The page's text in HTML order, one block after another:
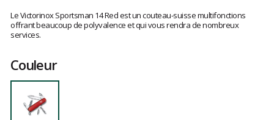
avis
clients
Le Victorinox Sportsman 14 Red est un couteau-suisse multifonctions
offrant beaucoup de polyvalence et qui vous rendra de nombreux
services.
Couleur